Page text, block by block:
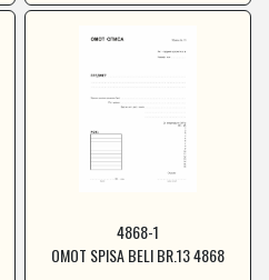
4868-1
OMOT SPISA BELI BR.13 4868